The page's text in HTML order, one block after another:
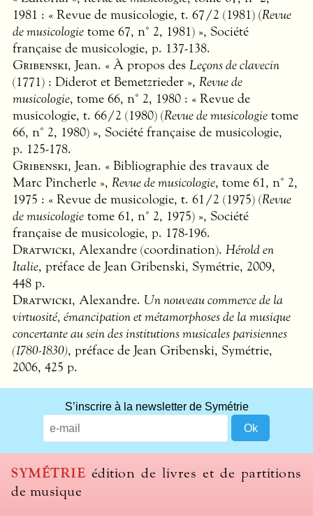
1981 : « Revue de musicologie, t. 67/2 (1981) (Revue
de musicologie tome 67, n° 2, 1981) », Société
française de musicologie, p. 137-138.
Gribenski, Jean. « À propos des Leçons de clavecin
(1771) : Diderot et Bemetzrieder », Revue de
musicologie, tome 66, n° 2, 1980 : « Revue de
musicologie, t. 66/2 (1980) (Revue de musicologie tome
66, n° 2, 1980) », Société française de musicologie,
p. 125-178.
Gribenski, Jean. « Bibliographie des travaux de
Marc Pincherle », Revue de musicologie, tome 61, n° 2,
1975 : « Revue de musicologie, t. 61/2 (1975) (Revue
de musicologie tome 61, n° 2, 1975) », Société
française de musicologie, p. 178-196.
Dratwicki, Alexandre (coordination). Hérold en
Italie, préface de Jean Gribenski, Symétrie, 2009,
448 p.
Dratwicki, Alexandre. Un nouveau commerce de la
virtuosité, émancipation et métamorphoses de la musique
concertante au sein des institutions musicales parisiennes
(1780-1830), préface de Jean Gribenski, Symétrie,
2006, 425 p.
S’inscrire à la newsletter de Symétrie
SYMÉTRIE édition de livres et de partitions
de musique